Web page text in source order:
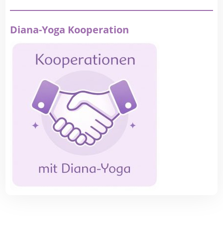
Diana-Yoga Kooperation